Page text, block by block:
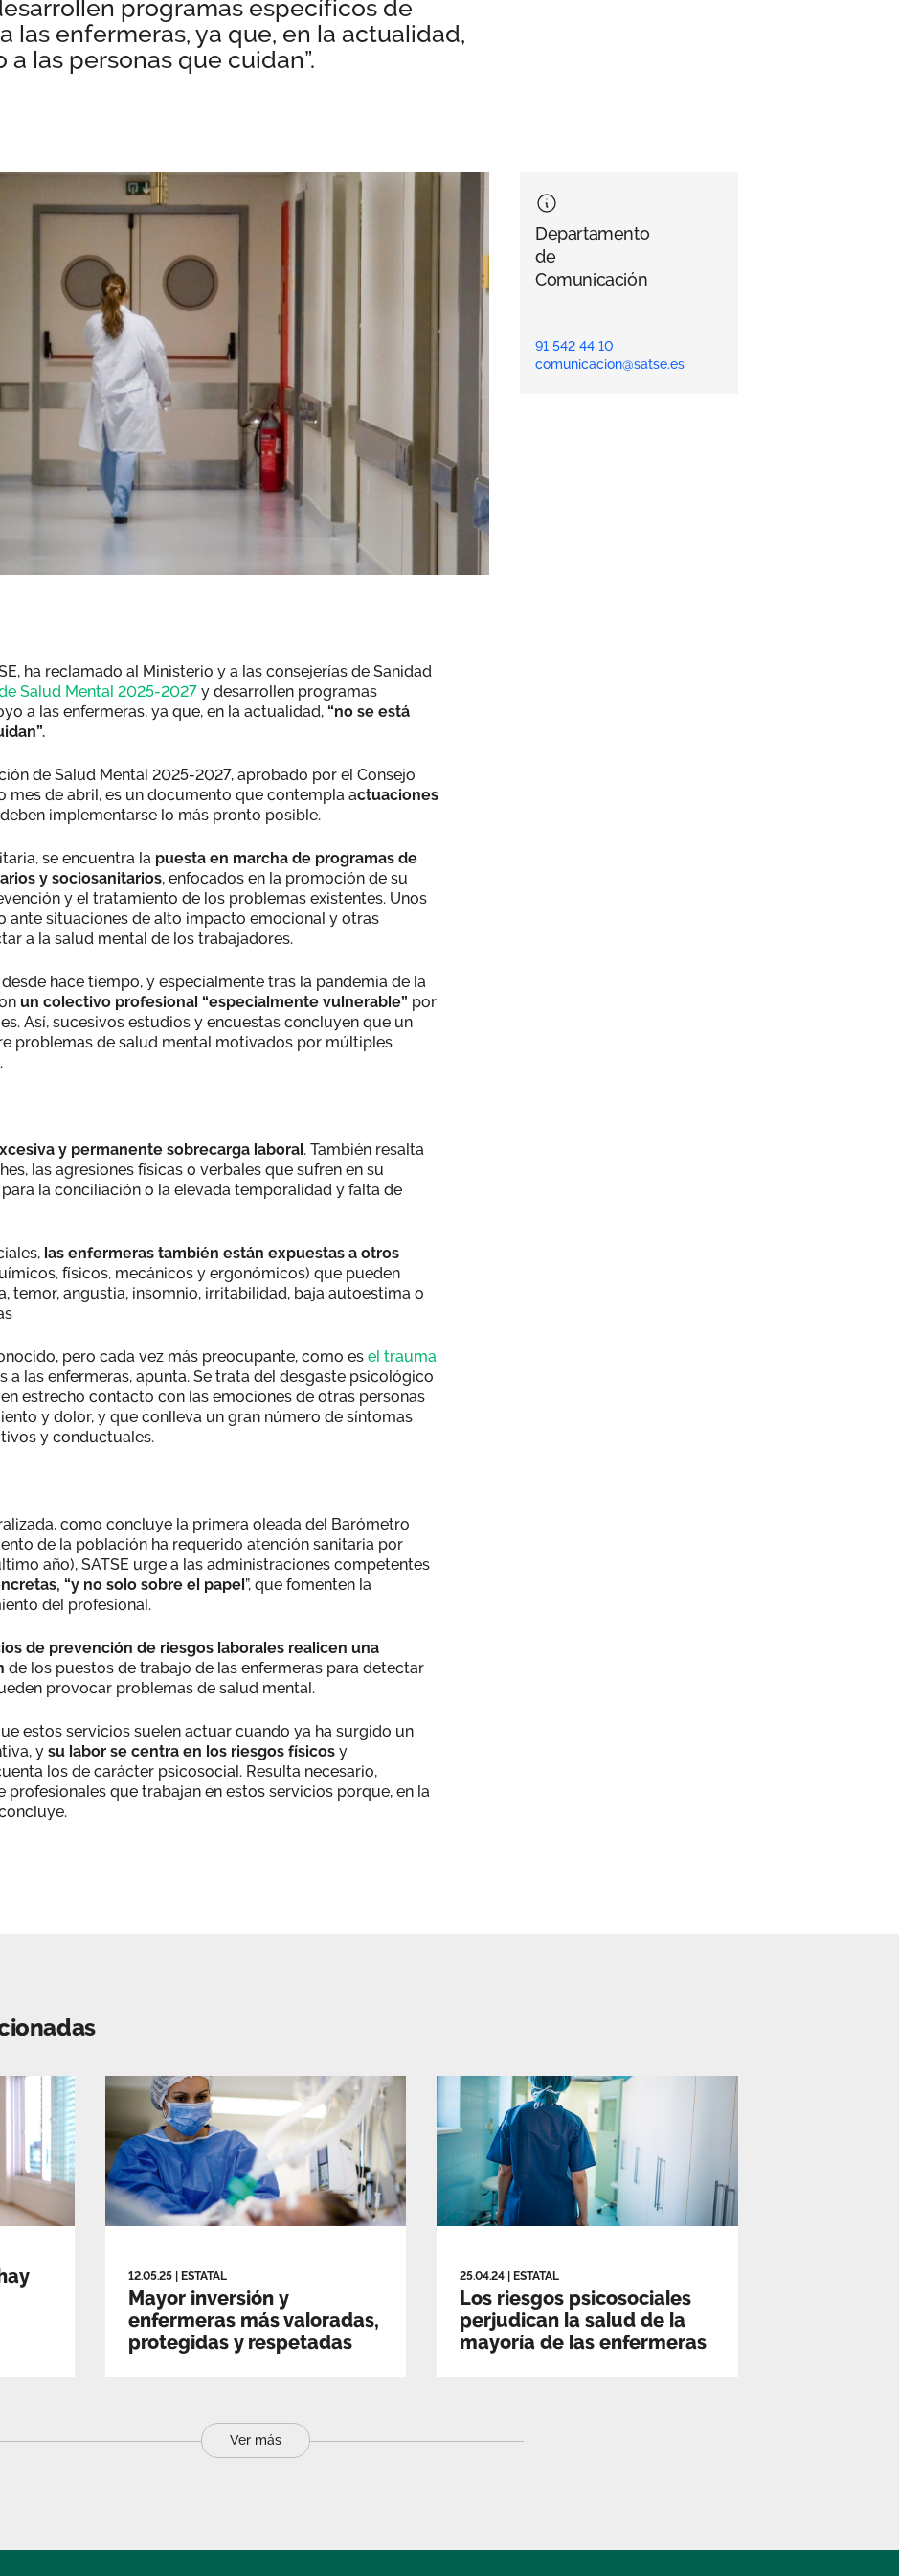
programas específicos de
las enfermeras, ya que, en la actualidad,
a las personas que cuidan”.
ha reclamado al Ministerio y a las consejerías de Sanidad
Salud Mental 2025-2027 y desarrollen programas
a las enfermeras, ya que, en la actualidad, “no se está
de Salud Mental 2025-2027, aprobado por el Consejo
mes de abril, es un documento que contempla actuaciones
implementarse lo más pronto posible.
se encuentra la puesta en marcha de programas de
y sociosanitarios, enfocados en la promoción de su
y el tratamiento de los problemas existentes. Unos
ante situaciones de alto impacto emocional y otras
a la salud mental de los trabajadores.
hace tiempo, y especialmente tras la pandemia de la
un colectivo profesional “especialmente vulnerable” por
Así, sucesivos estudios y encuestas concluyen que un
problemas de salud mental motivados por múltiples
y permanente sobrecarga laboral. También resalta
las agresiones físicas o verbales que sufren en su
la conciliación o la elevada temporalidad y falta de
las enfermeras también están expuestas a otros
físicos, mecánicos y ergonómicos) que pueden
temor, angustia, insomnio, irritabilidad, baja autoestima o
pero cada vez más preocupante, como es el trauma
a las enfermeras, apunta. Se trata del desgaste psicológico
estrecho contacto con las emociones de otras personas
y dolor, y que conlleva un gran número de síntomas
y conductuales.
como concluye la primera oleada del Barómetro
de la población ha requerido atención sanitaria por
año), SATSE urge a las administraciones competentes
“y no solo sobre el papel”, que fomenten la
del profesional.
de prevención de riesgos laborales realicen una
de los puestos de trabajo de las enfermeras para detectar
provocar problemas de salud mental.
estos servicios suelen actuar cuando ya ha surgido un
y su labor se centra en los riesgos físicos y
los de carácter psicosocial. Resulta necesario,
profesionales que trabajan en estos servicios porque, en la
Departamento
de
Comunicación
91 542 44 10
comunicacion@satse.es
12.05.25 ESTATAL
Mayor inversión y
enfermeras más valoradas,
protegidas y respetadas
25.04.24 ESTATAL
Los riesgos psicosociales
perjudican la salud de la
mayoría de las enfermeras
Ver más